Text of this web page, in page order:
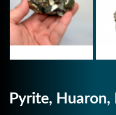
Pyrite, Huaron,